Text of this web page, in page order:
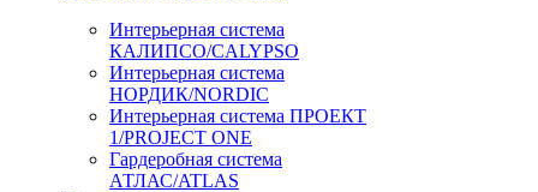
Интерьерная система
КАЛИПСО/CALYPSO
Интерьерная система
НОРДИК/NORDIC
Интерьерная система ПРОЕКТ
1/PROJECT ONE
Гардеробная система
АТЛАС/ATLAS